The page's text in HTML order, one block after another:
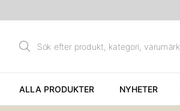
ALLA PRODUKTER NYHETER